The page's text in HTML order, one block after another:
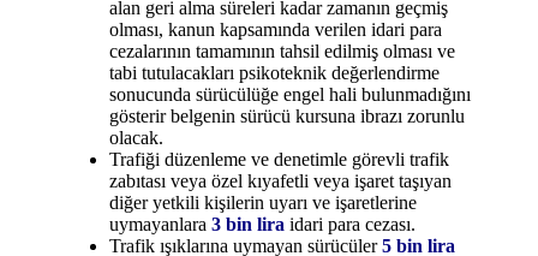
alan geri alma süreleri kadar zamanın geçmiş
olması, kanun kapsamında verilen idari para
cezalarının tamamının tahsil edilmiş olması ve
tabi tutulacakları psikoteknik değerlendirme
sonucunda sürücülüğe engel hali bulunmadığını
gösterir belgenin sürücü kursuna ibrazı zorunlu
olacak.
Trafiği düzenleme ve denetimle görevli trafik
zabıtası veya özel kıyafetli veya işaret taşıyan
diğer yetkili kişilerin uyarı ve işaretlerine
uymayanlara3 bin lira idari para cezası.
Trafik ışıklarına uymayan sürücüler5 bin lira